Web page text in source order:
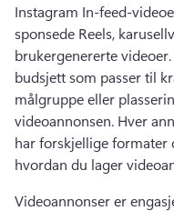
Instagram In-feed-
sponsede Reels,
brukergenererte videoer.
budsjett som passer til
målgruppe eller
videoannonsen. Hver
har forskjellige formater
hvordan du lager
Videoannonser er